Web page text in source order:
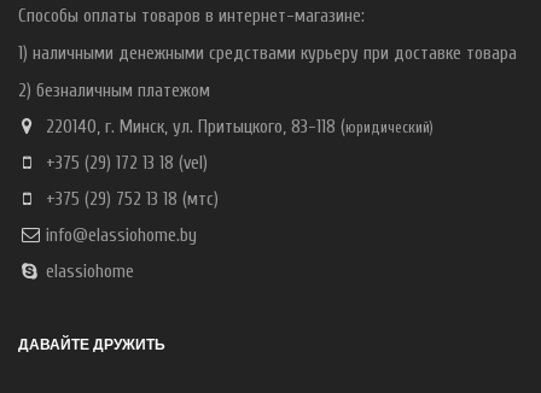
Способы оплаты товаров в интернет-магазине:
1) наличными денежными средствами курьеру при доставке товара
2) безналичным платежом
220140, г. Минск, ул. Притыцкого, 83-118 (юридический)
+375 (29) 172 13 18 (vel)
+375 (29) 752 13 18 (мтс)
info@elassiohome.by
elassiohome
ДАВАЙТЕ ДРУЖИТЬ